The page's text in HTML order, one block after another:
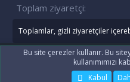
Toplam ziyaretçi
Toplamlar, gizli ziyaretçiler
Community platform by XenForo®
[XenGenTr] OG:image sistemi
Bu site çerezler kullanır. Bu
kullanımımızı
Kabul